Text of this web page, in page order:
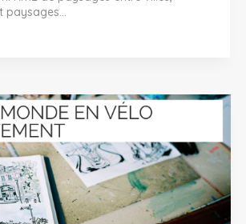
paysages...